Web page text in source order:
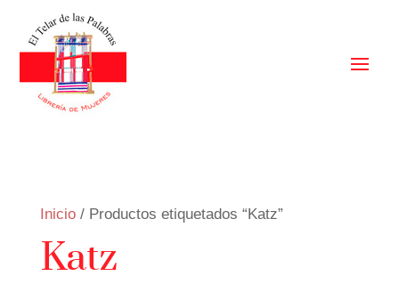
Inicio/ Productos etiquetados “Katz”
Katz